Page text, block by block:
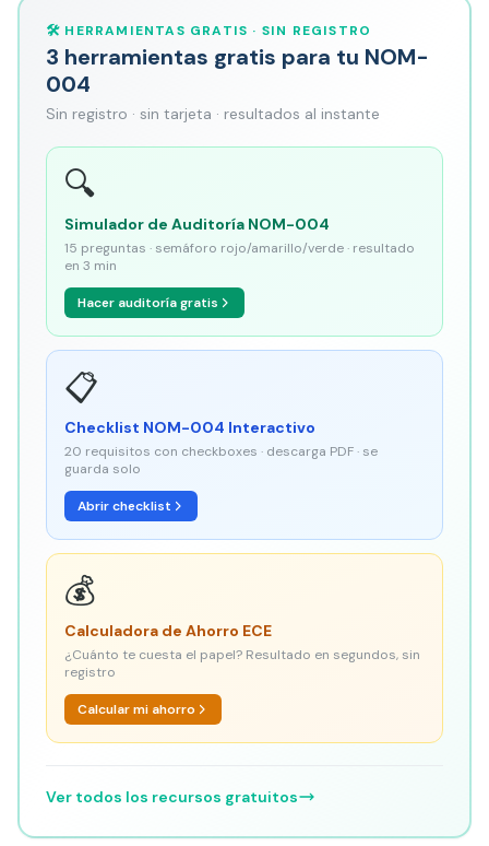
🛠️ HERRAMIENTAS GRATIS · SIN REGISTRO
3 herramientas gratis para tu NOM-
004
Sin registro · sin tarjeta · resultados al instante
🔍
Simulador de Auditoría NOM-004
15 preguntas · semáforo rojo/amarillo/verde · resultado
en 3 min
Hacer auditoría gratis
📋
Checklist NOM-004 Interactivo
20 requisitos con checkboxes · descarga PDF · se
guarda solo
Abrir checklist
💰
Calculadora de Ahorro ECE
¿Cuánto te cuesta el papel? Resultado en segundos, sin
registro
Calcular mi ahorro
Ver todos los recursos gratuitos